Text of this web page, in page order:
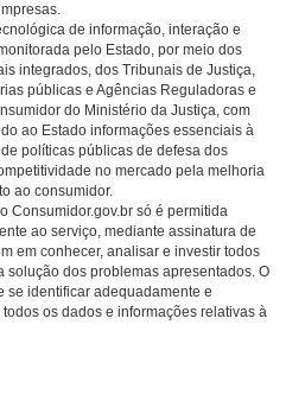
de informação, interação e
pelo Estado, por meio dos
integrados, dos Tribunais de Justiça,
públicas e Agências Reguladoras e
do Ministério da Justiça, com
ao Estado informações essenciais à
políticas públicas de defesa dos
no mercado pela melhoria
ao consumidor.
Consumidor.gov.br só é permitida
ao serviço, mediante assinatura de
em conhecer, analisar e investir todos
solução dos problemas apresentados. O
se identificar adequadamente e
os dados e informações relativas à